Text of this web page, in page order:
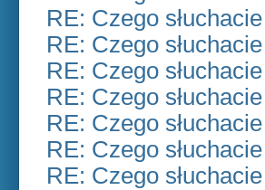
RE: Czego
RE: Czego
RE: Czego
RE: Czego
RE: Czego
RE: Czego
RE: Czego